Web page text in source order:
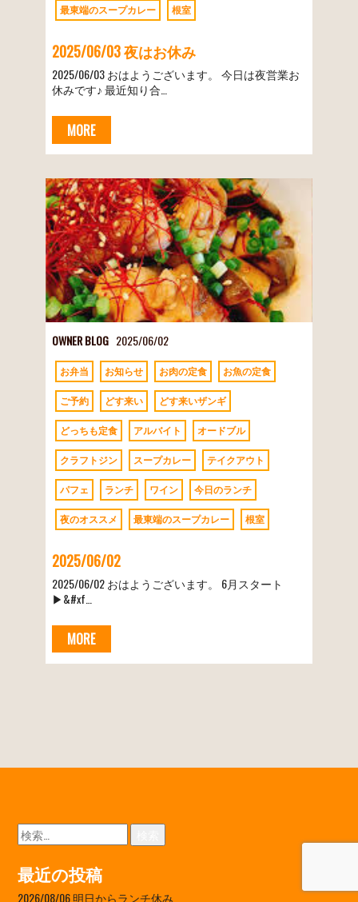
最東端のスープカレー 根室
2025/06/03 夜はお休み
2025/06/03 おはようございます。 今日は夜営業お
休みです♪ 最近知り合…
MORE
OWNER BLOG 2025/06/02
お弁当 お知らせ お肉の定食 お魚の定食
ご予約 どす来い どす来いザンギ
どっちも定食 アルバイト オードブル
クラフトジン スープカレー テイクアウト
パフェ ランチ ワイン 今日のランチ
夜のオススメ 最東端のスープカレー 根室
2025/06/02
2025/06/02 おはようございます。 6月スタート
▶&#xf…
MORE
検
索:
最近の投稿
2026/08/06 明日からランチ休み